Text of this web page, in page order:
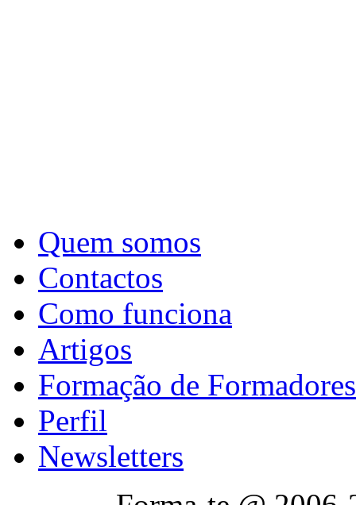
Quem somos
Contactos
Como funciona
Artigos
Formação de Formadores
Perfil
Newsletters